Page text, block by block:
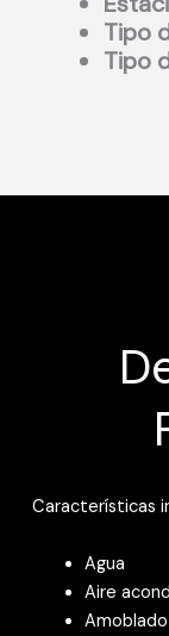
Tipo
Tipo
Características
Agua
Aire
Amoblado